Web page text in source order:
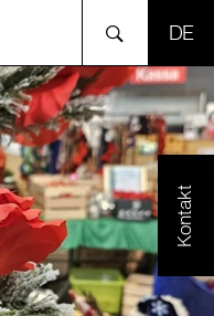
Kontakt